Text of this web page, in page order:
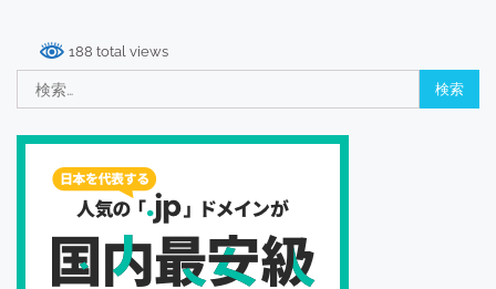
188 total views
索: